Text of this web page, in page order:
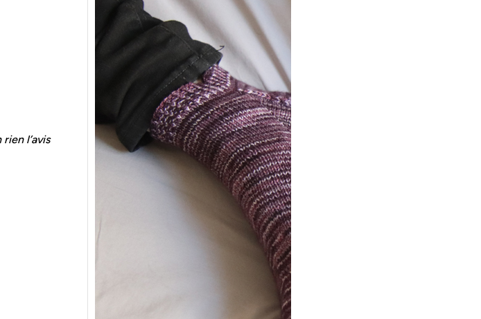
l’avis
{Tricot} Le défi 2026 :
Je tricote mes
socquettes
C’est la 4ème année
consécutive que
j’organise un défi de…